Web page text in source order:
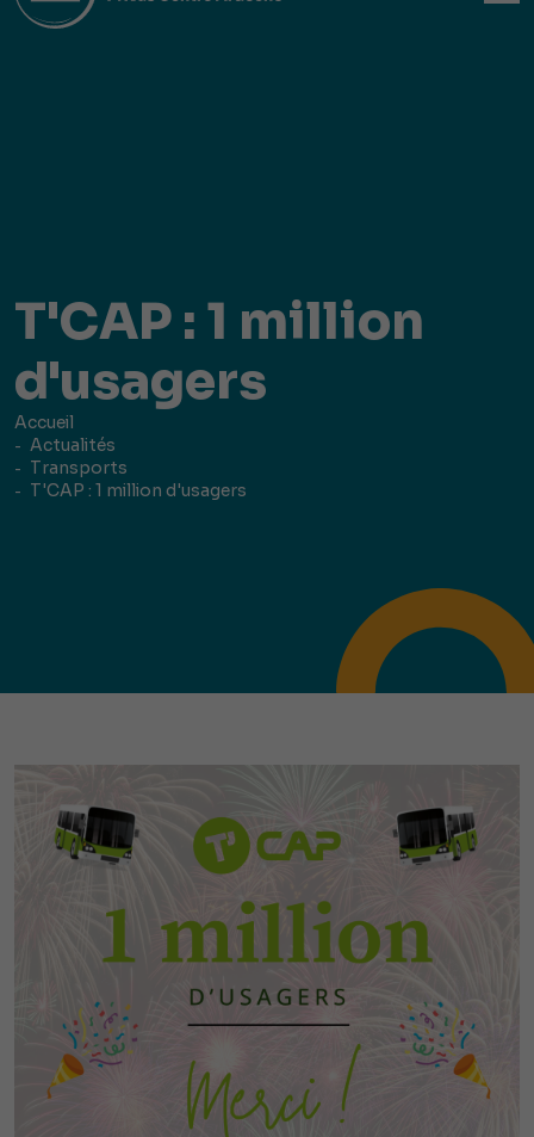
T'CAP : 1 million
d'usagers
Accueil
Actualités
Transports
T'CAP : 1 million d'usagers